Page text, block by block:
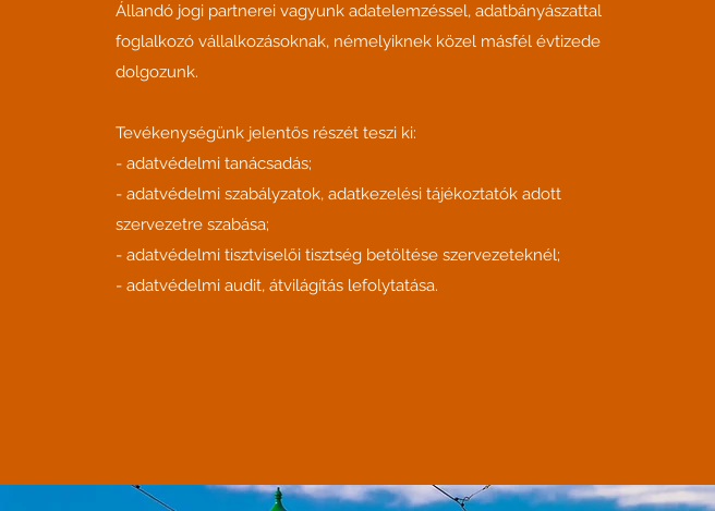
Állandó jogi partnerei vagyunk adatelemzéssel, adatbányászattal
foglalkozó vállalkozásoknak, némelyiknek közel másfél évtizede
dolgozunk.
Tevékenységünk jelentős részét teszi ki:
- adatvédelmi tanácsadás;
- adatvédelmi szabályzatok, adatkezelési tájékoztatók adott
szervezetre szabása;
- adatvédelmi tisztviselői tisztség betöltése szervezeteknél;
- adatvédelmi audit, átvilágítás lefolytatása.